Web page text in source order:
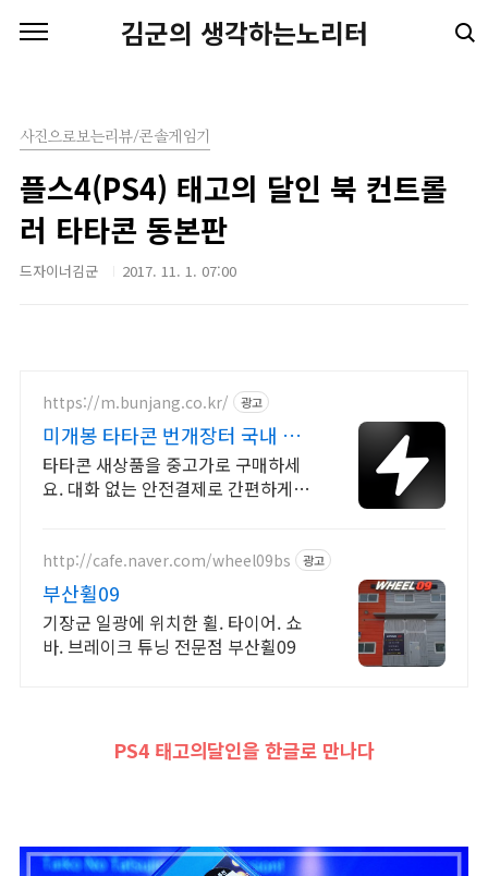
김군의 생각하는노리터
사진으로보는리뷰/콘솔게임기
플스4(PS4) 태고의 달인 북 컨트롤
러 타타콘 동본판
드자이너김군 2017. 11. 1. 07:00
https://m.bunjang.co.kr/ 광고
미개봉 타타콘 번개장터 국내 최
대 브랜드 중고거래
타타콘 새상품을 중고가로 구매하세
요. 대화 없는 안전결제로 간편하게!
업로드
http://cafe.naver.com/wheel09bs 광고
부산휠09
기장군 일광에 위치한 휠. 타이어. 쇼
바. 브레이크 튜닝 전문점 부산휠09
PS4 태고의달인을 한글로 만나다